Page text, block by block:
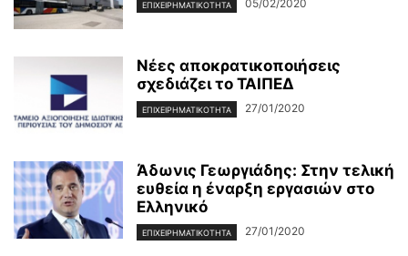
ΕΠΙΧΕΙΡΗΜΑΤΙΚΌΤΗΤΑ 05/02/2020
Νέες αποκρατικοποιήσεις
σχεδιάζει το ΤΑΙΠΕΔ
ΕΠΙΧΕΙΡΗΜΑΤΙΚΌΤΗΤΑ 27/01/2020
Άδωνις Γεωργιάδης: Στην τελική
ευθεία η έναρξη εργασιών στο
Ελληνικό
ΕΠΙΧΕΙΡΗΜΑΤΙΚΌΤΗΤΑ 27/01/2020